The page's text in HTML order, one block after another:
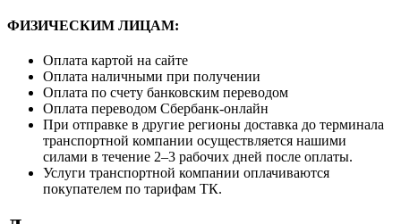
ФИЗИЧЕСКИМ ЛИЦАМ:
Оплата картой на сайте
Оплата наличными при получении
Оплата по счету банковским переводом
Оплата переводом Сбербанк-онлайн
При отправке в другие регионы доставка до терминала
транспортной компании осуществляется нашими
силами в течение 2–3 рабочих дней после оплаты.
Услуги транспортной компании оплачиваются
покупателем по тарифам ТК.